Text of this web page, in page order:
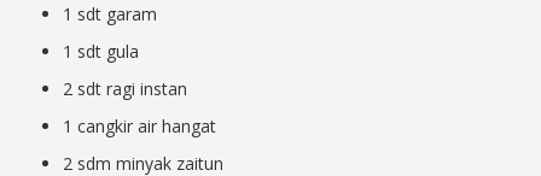
1 sdt garam
1 sdt gula
2 sdt ragi instan
1 cangkir air hangat
2 sdm minyak zaitun